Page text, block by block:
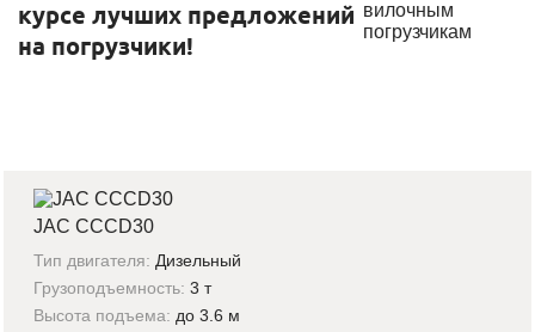
курсе лучших предложений
на погрузчики!
JAC CCCD30
Тип двигателя: Дизельный
Грузоподъемность: 3 т
Высота подъема: до 3.6 м